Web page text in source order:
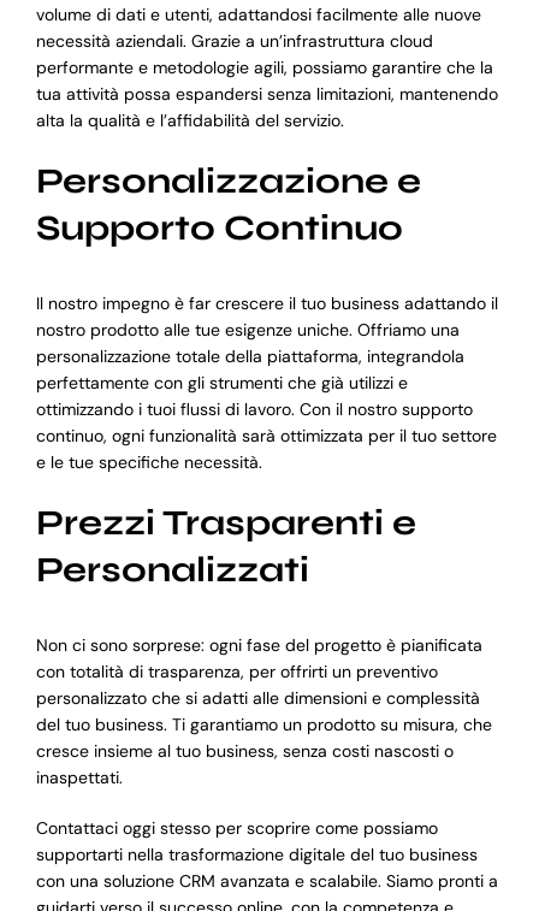
volume di dati e utenti, adattandosi facilmente alle nuove
necessità aziendali. Grazie a un’infrastruttura cloud
performante e metodologie agili, possiamo garantire che la
tua attività possa espandersi senza limitazioni, mantenendo
alta la qualità e l’affidabilità del servizio.
Personalizzazione e
Supporto Continuo
Il nostro impegno è far crescere il tuo business adattando il
nostro prodotto alle tue esigenze uniche. Offriamo una
personalizzazione totale della piattaforma, integrandola
perfettamente con gli strumenti che già utilizzi e
ottimizzando i tuoi flussi di lavoro. Con il nostro supporto
continuo, ogni funzionalità sarà ottimizzata per il tuo settore
e le tue specifiche necessità.
Prezzi Trasparenti e
Personalizzati
Non ci sono sorprese: ogni fase del progetto è pianificata
con totalità di trasparenza, per offrirti un preventivo
personalizzato che si adatti alle dimensioni e complessità
del tuo business. Ti garantiamo un prodotto su misura, che
cresce insieme al tuo business, senza costi nascosti o
inaspettati.
Contattaci oggi stesso per scoprire come possiamo
supportarti nella trasformazione digitale del tuo business
con una soluzione CRM avanzata e scalabile. Siamo pronti a